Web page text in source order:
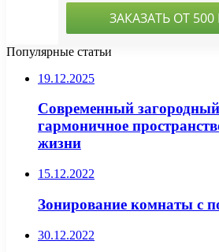
Популярные статьи
19.12.2025
Современный
гармоничное
жизни
15.12.2022
Зонирование комнаты с
30.12.2022